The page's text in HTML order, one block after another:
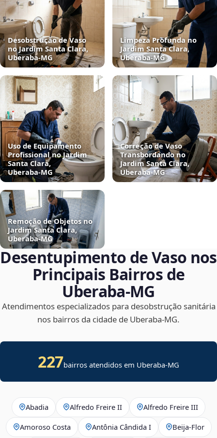
Desobstrução de Vaso
no Jardim Santa Clara,
Uberaba‑MG
Limpeza Profunda no
Jardim Santa Clara,
Uberaba‑MG
Uso de Equipamento
Profissional no Jardim
Santa Clara,
Uberaba‑MG
Correção de Vaso
Transbordando no
Jardim Santa Clara,
Uberaba‑MG
Remoção de Objetos no
Jardim Santa Clara,
Uberaba‑MG
Desentupimento de Vaso nos
Principais Bairros de
Uberaba‑MG
Atendimentos especializados para desobstrução sanitária
nos bairros da cidade de Uberaba‑MG.
227bairros atendidos em Uberaba-MG
Abadia Alfredo Freire II Alfredo Freire III
Amoroso Costa Antônia Cândida I Beija‑Flor